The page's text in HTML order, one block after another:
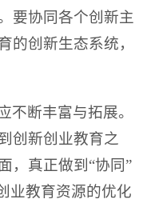
要协同各个创新主
的创新生态系统，
不断丰富与拓展。
创新创业教育之
，真正做到“协同”
业教育资源的优化